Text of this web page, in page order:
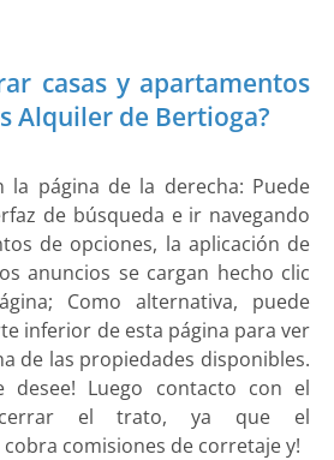
casas y apartamentos
Alquiler de Bertioga?
la página de la derecha: Puede
de búsqueda e ir navegando
de opciones, la aplicación de
anuncios se cargan hecho clic
Como alternativa, puede
inferior de esta página para ver
de las propiedades disponibles.
desee! Luego contacto con el
cerrar el trato, ya que el
cobra comisiones de corretaje y!